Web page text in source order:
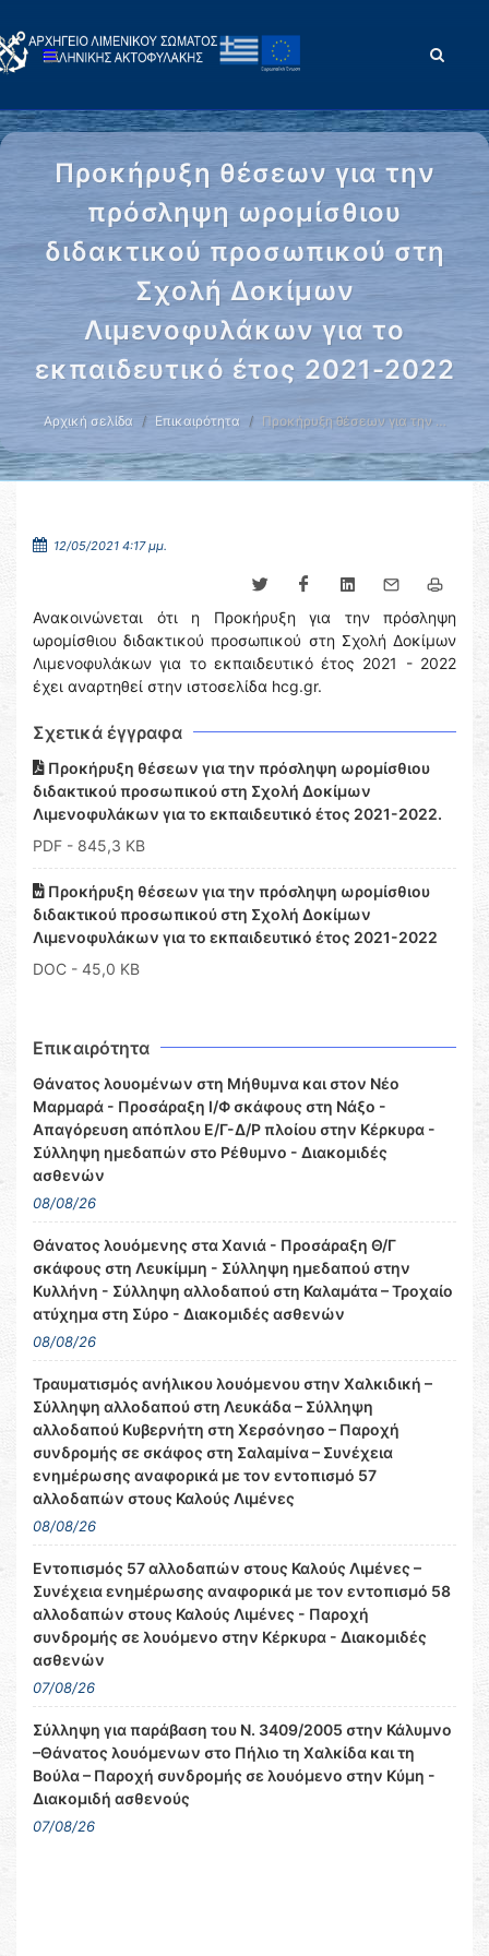
Προκήρυξη θέσεων για την
πρόσληψη ωρομίσθιου
διδακτικού προσωπικού στη
Σχολή Δοκίμων
Λιμενοφυλάκων για το
εκπαιδευτικό έτος 2021-2022
Αρχική σελίδα Επικαιρότητα Προκήρυξη θέσεων για την …
12/05/2021 4:17 μμ.
Ανακοινώνεται ότι η Προκήρυξη για την πρόσληψη
ωρομίσθιου διδακτικού προσωπικού στη Σχολή Δοκίμων
Λιμενοφυλάκων για το εκπαιδευτικό έτος 2021 - 2022
έχει αναρτηθεί στην ιστοσελίδα hcg.gr.
Σχετικά έγγραφα
Προκήρυξη θέσεων για την πρόσληψη ωρομίσθιου
διδακτικού προσωπικού στη Σχολή Δοκίμων
Λιμενοφυλάκων για το εκπαιδευτικό έτος 2021-2022.
PDF - 845,3 KB
Προκήρυξη θέσεων για την πρόσληψη ωρομίσθιου
διδακτικού προσωπικού στη Σχολή Δοκίμων
Λιμενοφυλάκων για το εκπαιδευτικό έτος 2021-2022
DOC - 45,0 KB
Επικαιρότητα
Θάνατος λουομένων στη Μήθυμνα και στον Νέο
Μαρμαρά - Προσάραξη Ι/Φ σκάφους στη Νάξο -
Απαγόρευση απόπλου Ε/Γ-Δ/Ρ πλοίου στην Κέρκυρα -
Σύλληψη ημεδαπών στο Ρέθυμνο - Διακομιδές
ασθενών
08/08/26
Θάνατος λουόμενης στα Χανιά - Προσάραξη Θ/Γ
σκάφους στη Λευκίμμη - Σύλληψη ημεδαπού στην
Κυλλήνη - Σύλληψη αλλοδαπού στη Καλαμάτα – Τροχαίο
ατύχημα στη Σύρο - Διακομιδές ασθενών
08/08/26
Τραυματισμός ανήλικου λουόμενου στην Χαλκιδική –
Σύλληψη αλλοδαπού στη Λευκάδα – Σύλληψη
αλλοδαπού Κυβερνήτη στη Χερσόνησο – Παροχή
συνδρομής σε σκάφος στη Σαλαμίνα – Συνέχεια
ενημέρωσης αναφορικά με τον εντοπισμό 57
αλλοδαπών στους Καλούς Λιμένες
08/08/26
Εντοπισμός 57 αλλοδαπών στους Καλούς Λιμένες –
Συνέχεια ενημέρωσης αναφορικά με τον εντοπισμό 58
αλλοδαπών στους Καλούς Λιμένες - Παροχή
συνδρομής σε λουόμενο στην Κέρκυρα - Διακομιδές
ασθενών
07/08/26
Σύλληψη για παράβαση του Ν. 3409/2005 στην Κάλυμνο
–Θάνατος λουόμενων στο Πήλιο τη Χαλκίδα και τη
Βούλα – Παροχή συνδρομής σε λουόμενο στην Κύμη -
Διακομιδή ασθενούς
07/08/26